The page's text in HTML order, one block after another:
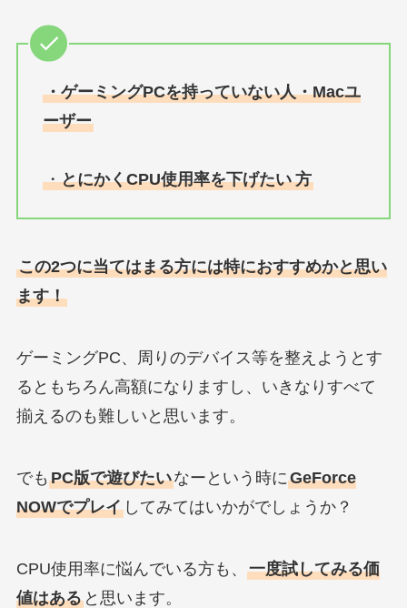
・ゲーミングPCを持っていない人・Macユ
ーザー
・とにかくCPU使用率を下げたい 方
この2つに当てはまる方には特におすすめかと思い
ます！
ゲーミングPC、周りのデバイス等を整えようとす
るともちろん高額になりますし、いきなりすべて
揃えるのも難しいと思います。
でも PC版で遊びたいなーという時にGeForce
NOWでプレイしてみてはいかがでしょうか？
CPU使用率に悩んでいる方も、 一度試してみる価
値はあると思います。